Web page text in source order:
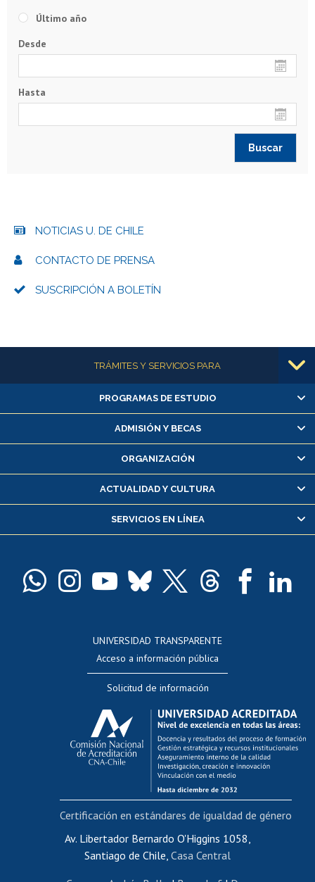
Último año
Desde
Hasta
NOTICIAS U. DE CHILE
CONTACTO DE PRENSA
SUSCRIPCIÓN A BOLETÍN
Más informaciónTRÁMITES Y SERVICIOS PARA
Alumnas/os y exalumnas/os
Matrícula en línea
Inscripción y cambio de asignaturas
Consulta y certificado de notas
Servicio médico y dental
Pago de arancel y crédito alumnos
Docentes
Perfeccionamiento
Editar Portafolio Académico
Evaluación docente
Calificación académica
Postulación al AUCAI
Funcionarias/os
Cursos internos de capacitación
Bienestar del personal
Portal de movilidad interna
Certificado de renta
Certificado de renta honorarios
PROGRAMAS DE ESTUDIO
ADMISIÓN Y BECAS
ORGANIZACIÓN
ACTUALIDAD Y CULTURA
SERVICIOS EN LÍNEA
UNIVERSIDAD TRANSPARENTE
Acceso a información pública
Solicitud de información
Av. Libertador Bernardo O'Higgins 1058,
Santiago de Chile, Casa Central
Certificación en estándares de igualdad de género